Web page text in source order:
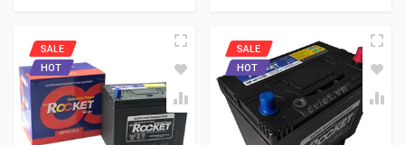
Sedona
SALE
HOT
SALE
HOT